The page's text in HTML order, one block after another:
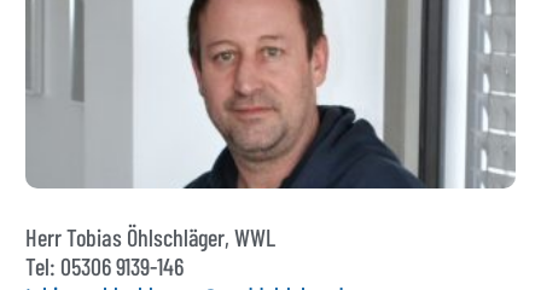
Herr Tobias Öhlschläger, WWL
Tel: 05306 9139-146